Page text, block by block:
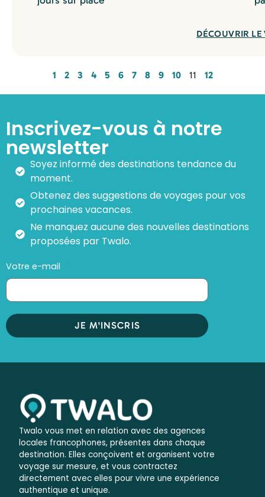
DÉCOUVRIR LE
1 2 3 4 5 6 7 8 9 10 11 12
Inscrivez-vous à notre
newsletter
Soyez informé des destinations tendance du
moment.
Obtenez des suggestions de voyages pour vos
prochaines vacances.
Ne manquez aucune des nouvelles destinations
proposées par Twalo.
Votre e-mail
JE M'INSCRIS
Twalo vous met en relation avec des agences
locales francophones, présentes dans chaque
destination. Elles conçoivent et organisent votre
voyage sur mesure, et vous contractez
directement avec elles pour vivre une expérience
authentique et unique.